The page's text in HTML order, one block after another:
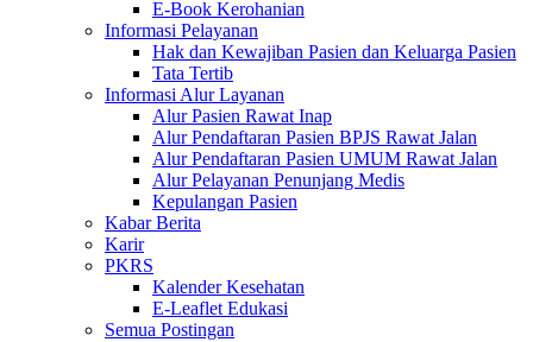
E-Book Kerohanian
Informasi Pelayanan
Hak dan Kewajiban Pasien dan Keluarga Pasien
Tata Tertib
Informasi Alur Layanan
Alur Pasien Rawat Inap
Alur Pendaftaran Pasien BPJS Rawat Jalan
Alur Pendaftaran Pasien UMUM Rawat Jalan
Alur Pelayanan Penunjang Medis
Kepulangan Pasien
Kabar Berita
Karir
PKRS
Kalender Kesehatan
E-Leaflet Edukasi
Semua Postingan